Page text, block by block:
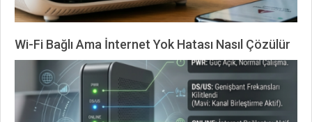
Wi-Fi Bağlı Ama İnternet Yok Hatası Nasıl Çözülür
2026-
10